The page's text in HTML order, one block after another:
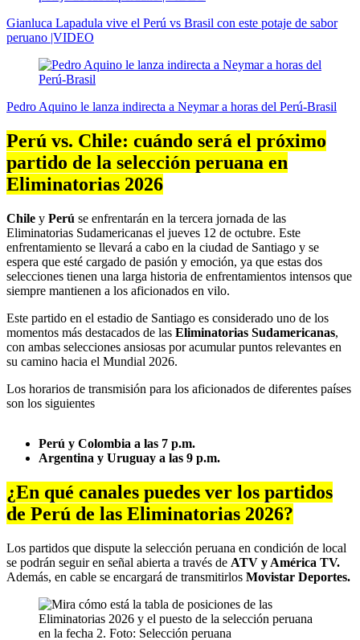
Gianluca Lapadula vive el Perú vs Brasil con este potaje de sabor
peruano |VIDEO
Pedro Aquino le lanza indirecta a Neymar a horas del Perú-Brasil
Perú vs. Chile: cuándo será el próximo
partido de la selección peruana en
Eliminatorias 2026
Chile y Perú se enfrentarán en la tercera jornada de las
Eliminatorias Sudamericanas el jueves 12 de octubre. Este
enfrentamiento se llevará a cabo en la ciudad de Santiago y se
espera que esté cargado de pasión y emoción, ya que estas dos
selecciones tienen una larga historia de enfrentamientos intensos que
siempre mantienen a los aficionados en vilo.
Este partido en el estadio de Santiago es considerado uno de los
momentos más destacados de las Eliminatorias Sudamericanas,
con ambas selecciones ansiosas por acumular puntos relevantes en
su camino hacia el Mundial 2026.
Los horarios de transmisión para los aficionados de diferentes países
son los siguientes
Perú y Colombia a las 7 p.m.
Argentina y Uruguay a las 9 p.m.
¿En qué canales puedes ver los partidos
de Perú de las Eliminatorias 2026?
Los partidos que dispute la selección peruana en condición de local
se podrán seguir en señal abierta a través de ATV y América TV.
Además, en cable se encargará de transmitirlos Movistar Deportes.